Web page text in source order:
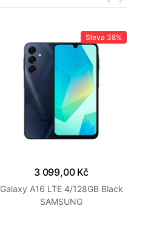
Sleva 38%
3 099,00 Kč
Galaxy A16 LTE 4/128GB Black
SAMSUNG